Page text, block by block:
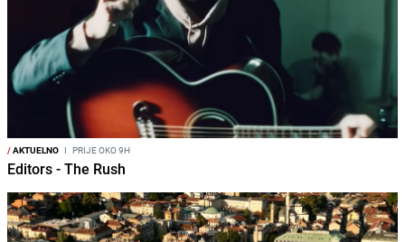
/AKTUELNO I PRIJE OKO 9H
Editors - The Rush